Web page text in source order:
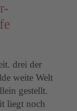
drei der
weite Welt
gestellt.
liegt noch